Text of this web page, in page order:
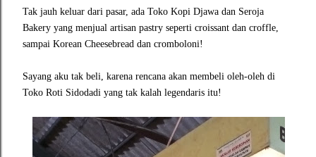
Tak jauh keluar dari pasar, ada Toko Kopi Djawa dan Seroja
Bakery yang menjual artisan pastry seperti croissant dan croffle,
sampai Korean Cheesebread dan cromboloni!
Sayang aku tak beli, karena rencana akan membeli oleh-oleh di
Toko Roti Sidodadi yang tak kalah legendaris itu!